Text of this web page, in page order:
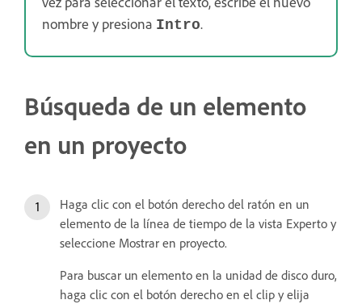
nombre y presiona Intro.
Búsqueda de un elemento
en un proyecto
Haga clic con el botón derecho del ratón en un
elemento de la línea de tiempo de la vista Experto y
seleccione Mostrar en proyecto.
Para buscar un elemento en la unidad de disco duro,
haga clic con el botón derecho en el clip y elija